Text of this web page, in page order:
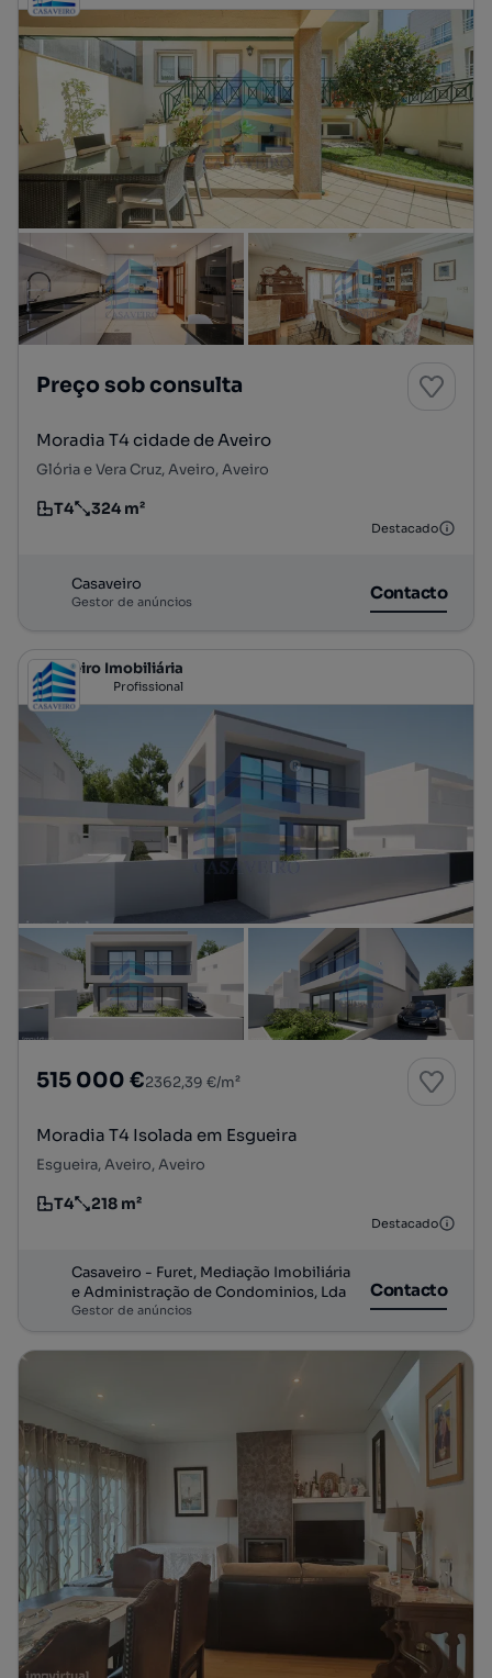
Preço sob consulta
Moradia T4 cidade de Aveiro
Glória e Vera Cruz, Aveiro, Aveiro
Tipologia
T4
Preço por metro quadrado
324 m²
Destacado
Casaveiro
Gestor de anúncios Contacto
Casaveiro Imobiliária
Profissional
515 000 €2362,39 €/m²
Moradia T4 Isolada em Esgueira
Esgueira, Aveiro, Aveiro
Tipologia
T4
Preço por metro quadrado
218 m²
Destacado
Casaveiro - Furet, Mediação Imobiliária
e Administração de Condominios, Lda
Gestor de anúncios
Contacto